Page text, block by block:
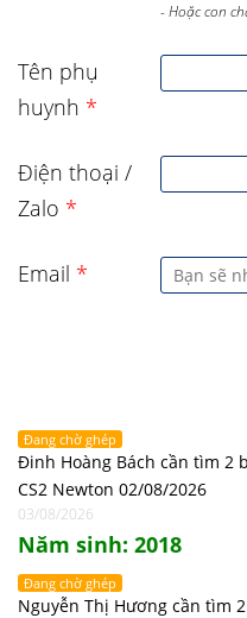
- Hoặc con
Tên phụ
huynh *
Điện thoại /
Zalo *
Email *
Đang chờ ghép
Đinh Hoàng Bách cần tìm 2
CS2 Newton 02/08/2026
03/08/2026
Năm sinh: 2018
Đang chờ ghép
Nguyễn Thị Hương cần tìm